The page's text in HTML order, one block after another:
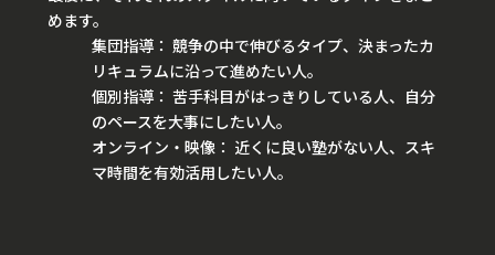
めます。
集団指導： 競争の中で伸びるタイプ、決まったカ
リキュラムに沿って進めたい人。
個別指導： 苦手科目がはっきりしている人、自分
のペースを大事にしたい人。
オンライン・映像： 近くに良い塾がない人、スキ
マ時間を有効活用したい人。